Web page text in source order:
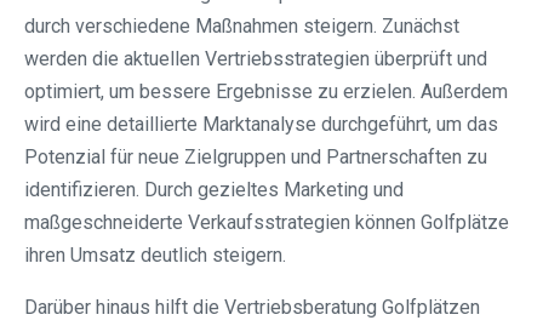
durch verschiedene Maßnahmen steigern. Zunächst
werden die aktuellen Vertriebsstrategien überprüft und
optimiert, um bessere Ergebnisse zu erzielen. Außerdem
wird eine detaillierte Marktanalyse durchgeführt, um das
Potenzial für neue Zielgruppen und Partnerschaften zu
identifizieren. Durch gezieltes Marketing und
maßgeschneiderte Verkaufsstrategien können Golfplätze
ihren Umsatz deutlich steigern.
Darüber hinaus hilft die Vertriebsberatung Golfplätzen